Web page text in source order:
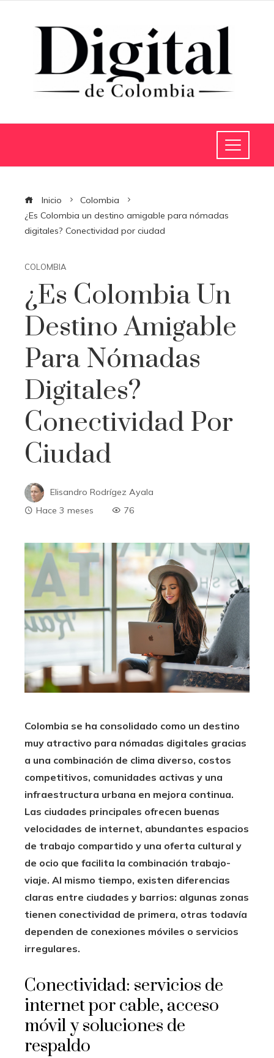
Inicio
Colombia
¿Es Colombia un destino amigable para nómadas
digitales? Conectividad por ciudad
COLOMBIA
¿Es Colombia Un
Destino Amigable
Para Nómadas
Digitales?
Conectividad Por
Ciudad
Elisandro Rodrígez Ayala
Hace 3 meses
76
Colombia se ha consolidado como un destino
muy atractivo para nómadas digitales gracias
a una combinación de clima diverso, costos
competitivos, comunidades activas y una
infraestructura urbana en mejora continua.
Las ciudades principales ofrecen buenas
velocidades de internet, abundantes espacios
de trabajo compartido y una oferta cultural y
de ocio que facilita la combinación trabajo-
viaje. Al mismo tiempo, existen diferencias
claras entre ciudades y barrios: algunas zonas
tienen conectividad de primera, otras todavía
dependen de conexiones móviles o servicios
irregulares.
Conectividad: servicios de
internet por cable, acceso
móvil y soluciones de
respaldo